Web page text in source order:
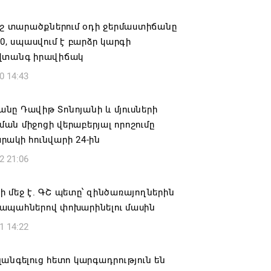
ընթացակարգ չկա
16:39
և 6 եպիսկոպոսի գործով դատական
16:34
ԵՆՔ ՄԻԱՍԻՆ ՆՇԵԼՈՒ ՏԱՇՏՈՒՆ
ՕՐԸ
ղեկավար Գևորգ Փարսյանի
ճանապարհաշինական
տարածքներում օդի ջերմաստիճանը
սպասվում է բարձր կարգի
իրավիճակ
14:43
Դավիթ Տոնոյանի և մյուսների
միջոցի վերաբերյալ որոշումը
հունվարի 24-ին
21:06
մեջ է. ԳՇ պետը՝ զինծառայողներին
փոխարինելու մասին
14:22
հետո կարգադրություն են